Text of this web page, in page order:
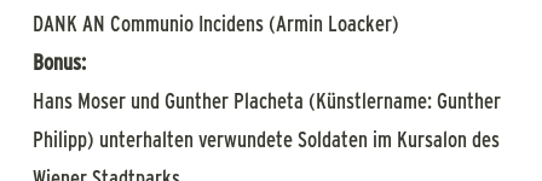
DANK AN Communio Incidens (Armin Loacker)
Bonus:
Hans Moser und Gunther Placheta (Künstlername: Gunther
Philipp) unterhalten verwundete Soldaten im Kursalon des